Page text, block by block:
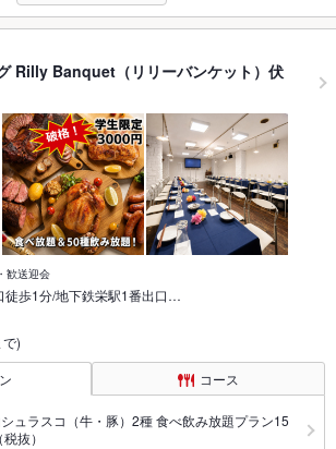
Rilly Banquet（リリーバンケット）伏
歓送迎会
徒歩1分/地下鉄栄駅1番出口…
)
コース
シュラスコ（牛・豚）2種 食べ飲み放題プラン15
抜）